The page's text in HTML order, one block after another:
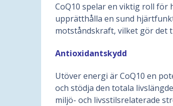
CoQ10 spelar en viktig roll för
upprätthålla en sund
motståndskraft, vilket gör det
Antioxidantskydd
Utöver energi är CoQ10 en
och stödja den totala
miljö- och livsstilsrelaterade